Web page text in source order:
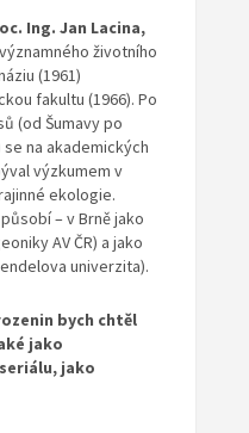
Ing. Jan Lacina,
životního
(1961)
fakultu (1966). Po
(od Šumavy po
na akademických
výzkumem v
ekologie.
– v Brně jako
AV ČR) a jako
univerzita).
bych chtěl
jako
jako